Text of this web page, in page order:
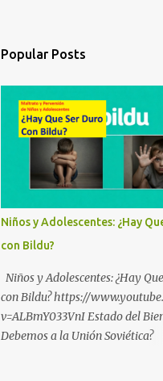
Popular Posts
Niños y Adolescentes: ¿Hay
con Bildu?
Niños y Adolescentes: ¿Hay
con Bildu? https://
v=ALBmY033VnI Estado del
Debemos a la Unión Soviética?